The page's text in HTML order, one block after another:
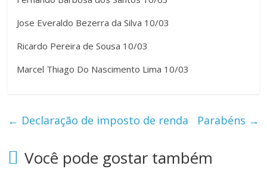
Jose Everaldo Bezerra da Silva 10/03
Ricardo Pereira de Sousa 10/03
Marcel Thiago Do Nascimento Lima 10/03
← Declaração de imposto de renda Parabéns →
Você pode gostar também